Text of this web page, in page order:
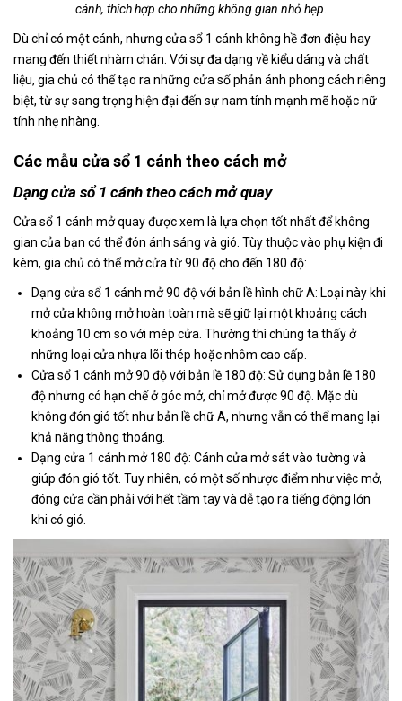
cánh, thích hợp cho những không gian nhỏ hẹp.
Dù chỉ có một cánh, nhưng cửa sổ 1 cánh không hề đơn điệu hay
mang đến thiết nhàm chán. Với sự đa dạng về kiểu dáng và chất
liệu, gia chủ có thể tạo ra những cửa sổ phản ánh phong cách riêng
biệt, từ sự sang trọng hiện đại đến sự nam tính mạnh mẽ hoặc nữ
tính nhẹ nhàng.
Các mẫu cửa sổ 1 cánh theo cách mở
Dạng cửa sổ 1 cánh theo cách mở quay
Cửa sổ 1 cánh mở quay được xem là lựa chọn tốt nhất để không
gian của bạn có thể đón ánh sáng và gió. Tùy thuộc vào phụ kiện đi
kèm, gia chủ có thể mở cửa từ 90 độ cho đến 180 độ:
Dạng cửa sổ 1 cánh mở 90 độ với bản lề hình chữ A: Loại này khi
mở cửa không mở hoàn toàn mà sẽ giữ lại một khoảng cách
khoảng 10 cm so với mép cửa. Thường thì chúng ta thấy ở
những loại cửa nhựa lõi thép hoặc nhôm cao cấp.
Cửa sổ 1 cánh mở 90 độ với bản lề 180 độ: Sử dụng bản lề 180
độ nhưng có hạn chế ở góc mở, chỉ mở được 90 độ. Mặc dù
không đón gió tốt như bản lề chữ A, nhưng vẫn có thể mang lại
khả năng thông thoáng.
Dạng cửa 1 cánh mở 180 độ: Cánh cửa mở sát vào tường và
giúp đón gió tốt. Tuy nhiên, có một số nhược điểm như việc mở,
đóng cửa cần phải với hết tầm tay và dễ tạo ra tiếng động lớn
khi có gió.